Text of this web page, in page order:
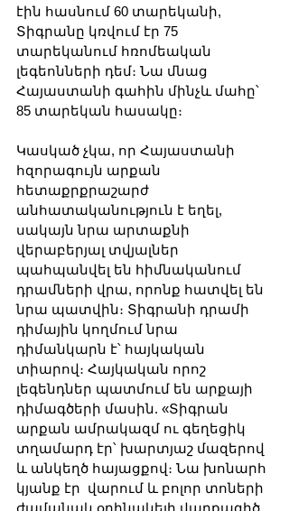
էին հասնում 60 տարեկանի,
Տիգրանը կռվում էր 75
տարեկանում հռոմեական
լեգեոնների դեմ։ Նա մնաց
Հայաստանի գահին մինչև մահը՝
85 տարեկան հասակը։
Կասկած չկա, որ Հայաստանի
հզորագույն արքան
հետաքրքրաշարժ
անհատականություն է եղել,
սակայն նրա արտաքնի
վերաբերյալ տվյալներ
պահպանվել են հիմնականում
դրամների վրա, որոնք հատվել են
նրա պատվին։ Տիգրանի դրամի
դիմային կողմում նրա
դիմանկարն է՝ հայկական
տիարով։ Հայկական որոշ
լեգենդներ պատմում են արքայի
դիմագծերի մասին. «Տիգրան
արքան ամրակազմ ու գեղեցիկ
տղամարդ էր՝ խարտյաշ մազերով
և անկեղծ հայացքով։ Նա խոնարհ
կյանք էր  վարում և բոլոր տոների
ժամանակ օրինակելի վարքագիծ